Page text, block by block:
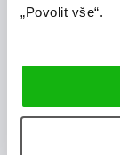
„Povolit vše“.
storki